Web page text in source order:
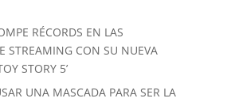
RÉCORDS EN LAS
STREAMING CON SU NUEVA
STORY 5’
UNA MASCADA PARA SER LA